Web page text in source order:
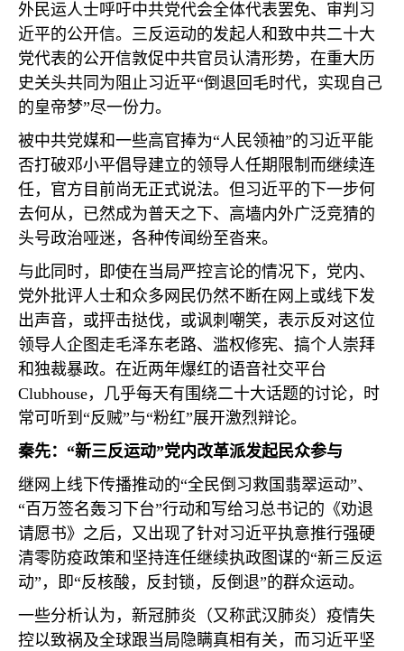
外民运人士呼吁中共党代会全体代表罢免、审判习
近平的公开信。三反运动的发起人和致中共二十大
党代表的公开信敦促中共官员认清形势，在重大历
史关头共同为阻止习近平“倒退回毛时代，实现自己
的皇帝梦”尽一份力。
被中共党媒和一些高官捧为“人民领袖”的习近平能
否打破邓小平倡导建立的领导人任期限制而继续连
任，官方目前尚无正式说法。但习近平的下一步何
去何从，已然成为普天之下、高墙内外广泛竞猜的
头号政治哑迷，各种传闻纷至沓来。
与此同时，即使在当局严控言论的情况下，党内、
党外批评人士和众多网民仍然不断在网上或线下发
出声音，或抨击挞伐，或讽刺嘲笑，表示反对这位
领导人企图走毛泽东老路、滥权修宪、搞个人崇拜
和独裁暴政。在近两年爆红的语音社交平台
Clubhouse，几乎每天有围绕二十大话题的讨论，时
常可听到“反贼”与“粉红”展开激烈辩论。
秦先：“新三反运动”党内改革派发起民众参与
继网上线下传播推动的“全民倒习救国翡翠运动”、
“百万签名轰习下台”行动和写给习总书记的《劝退
请愿书》之后，又出现了针对习近平执意推行强硬
清零防疫政策和坚持连任继续执政图谋的“新三反运
动”，即“反核酸，反封锁，反倒退”的群众运动。
一些分析认为，新冠肺炎（又称武汉肺炎）疫情失
控以致祸及全球跟当局隐瞒真相有关，而习近平坚